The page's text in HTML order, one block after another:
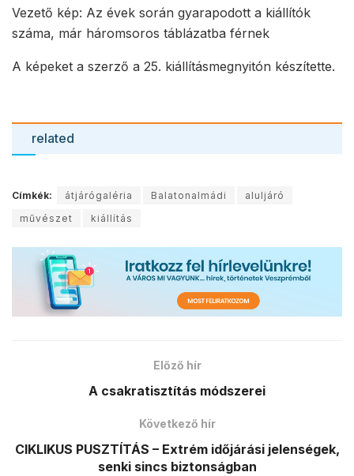
Vezető kép: Az évek során gyarapodott a kiállítók
száma, már háromsoros táblázatba férnek
A képeket a szerző a 25. kiállításmegnyitón készítette.
related
Címkék: átjárógaléria Balatonalmádi
aluljáró
művészet
kiállítás
Előző hír
A csakratisztítás módszerei
Következő hír
CIKLIKUS PUSZTÍTÁS – Extrém időjárási jelenségek,
senki sincs biztonságban